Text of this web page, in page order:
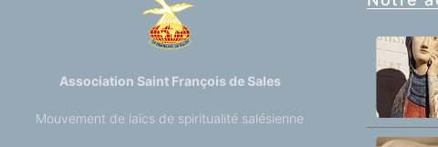
Association Saint François de Sales
Mouvement de laïcs de spiritualité salésienne